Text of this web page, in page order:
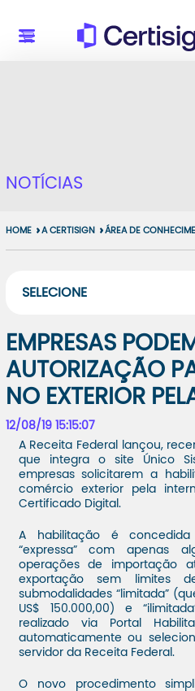
NOTÍCIAS
HOME A CERTISIGN ÁREA DE
SELECIONE
EMPRESAS
AUTORIZAÇÃO
NO EXTERIOR
12/08/19 15:15:07
A Receita Federal lançou,
que integra o site Único
empresas solicitarem a
comércio exterior pela
Certificado Digital.
A habilitação é
“expressa” com apenas
operações de importação
exportação sem limites
submodalidades “limitada”
US$ 150.000,00) e
realizado via Portal
automaticamente ou
servidor da Receita Federal.
O novo procedimento